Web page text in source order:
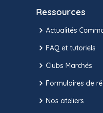
Ressources
Actualités
FAQ et tutoriels
Clubs Marchés
Formulaires de
Nos ateliers